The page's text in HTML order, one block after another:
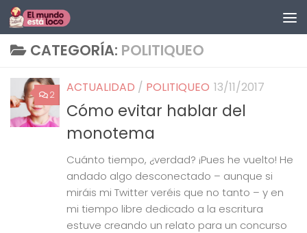
Saltar al contenido
CATEGORÍA: POLITIQUEO
2 ACTUALIDAD / POLITIQUEO 13/11/2017
Cómo evitar hablar del
monotema
Cuánto tiempo, ¿verdad? ¡Pues he vuelto! He
andado algo desconectado – aunque si
miráis mi Twitter veréis que no tanto – y en
mi tiempo libre dedicado a la escritura
estuve creando un relato para un concurso